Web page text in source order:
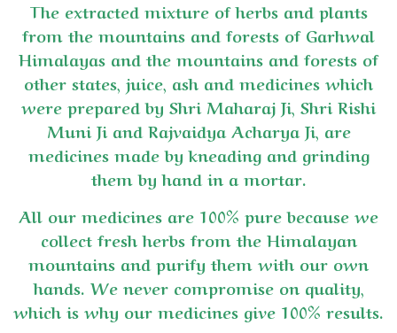
The extracted mixture of herbs and plants
from the mountains and forests of Garhwal
Himalayas and the mountains and forests of
other states, juice, ash and medicines which
were prepared by Shri Maharaj Ji, Shri Rishi
Muni Ji and Rajvaidya Acharya Ji, are
medicines made by kneading and grinding
them by hand in a mortar.
All our medicines are 100% pure because we
collect fresh herbs from the Himalayan
mountains and purify them with our own
hands. We never compromise on quality,
which is why our medicines give 100% results.